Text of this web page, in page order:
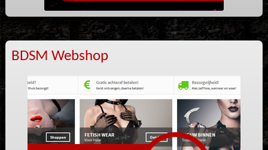
BDSM Webshop